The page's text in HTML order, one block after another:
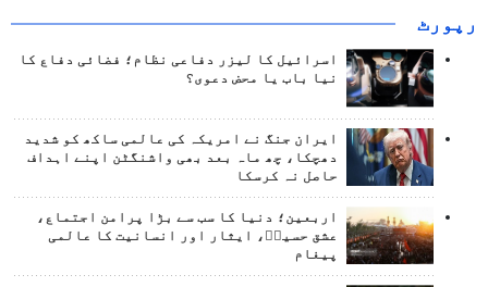
رپورٹ
اسرائیل کا لیزر دفاعی نظام؛ فضائی دفاع کا
نیا باب یا محض دعوی؟
ایران جنگ نے امریکہ کی عالمی ساکھ کو شدید
دھچکا، چھ ماہ بعد بھی واشنگٹن اپنے اہداف
حاصل نہ کرسکا
اربعین؛ دنیا کا سب سے بڑا پرامن اجتماع،
عشق حسینؑ، ایثار اور انسانیت کا عالمی
پیغام